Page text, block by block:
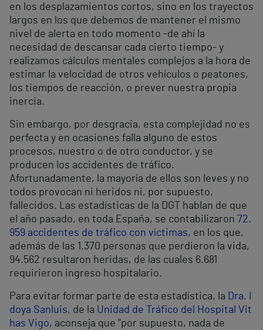
en los desplazamientos cortos, sino en los trayectos
largos en los que debemos de mantener el mismo
nivel de alerta en todo momento -de ahí la
necesidad de descansar cada cierto tiempo- y
realizamos cálculos mentales complejos a la hora de
estimar la velocidad de otros vehículos o peatones,
los tiempos de reacción, o prever nuestra propia
inercia.
Sin embargo, por desgracia, esta complejidad no es
perfecta y en ocasiones falla alguno de estos
procesos, nuestro o de otro conductor, y se
producen los accidentes de tráfico.
Afortunadamente, la mayoría de ellos son leves y no
todos provocan ni heridos ni, por supuesto,
fallecidos. Las estadísticas de la DGT hablan de que
el año pasado, en toda España, se contabilizaron 72.
959 accidentes de tráfico con víctimas, en los que,
además de las 1.370 personas que perdieron la vida,
94.562 resultaron heridas, de las cuales 6.681
requirieron ingreso hospitalario.
Para evitar formar parte de esta estadística, la Dra. I
doya Sanluis, de la Unidad de Tráfico del Hospital Vit
has Vigo, aconseja que "por supuesto, nada de